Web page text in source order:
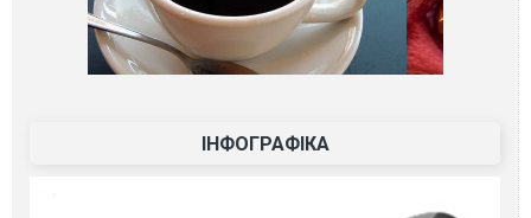
ІНФОГРАФІКА